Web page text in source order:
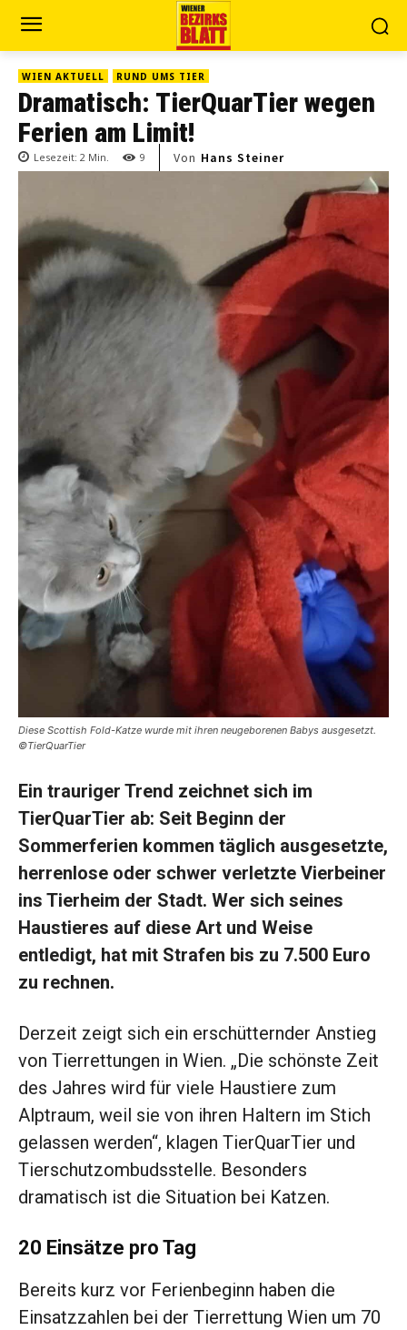
WIEN AKTUELL RUND UMS TIER
Dramatisch: TierQuarTier wegen
Ferien am Limit!
Lesezeit: 2 Min. 9 Von Hans Steiner
Diese Scottish Fold-Katze wurde mit ihren neugeborenen Babys ausgesetzt.
©TierQuarTier
Ein trauriger Trend zeichnet sich im
TierQuarTier ab: Seit Beginn der
Sommerferien kommen täglich ausgesetzte,
herrenlose oder schwer verletzte Vierbeiner
ins Tierheim der Stadt. Wer sich seines
Haustieres auf diese Art und Weise
entledigt, hat mit Strafen bis zu 7.500 Euro
zu rechnen.
Derzeit zeigt sich ein erschütternder Anstieg
von Tierrettungen in Wien. „Die schönste Zeit
des Jahres wird für viele Haustiere zum
Alptraum, weil sie von ihren Haltern im Stich
gelassen werden“, klagen TierQuarTier und
Tierschutzombudsstelle. Besonders
dramatisch ist die Situation bei Katzen.
20 Einsätze pro Tag
Bereits kurz vor Ferienbeginn haben die
Einsatzzahlen bei der Tierrettung Wien um 70